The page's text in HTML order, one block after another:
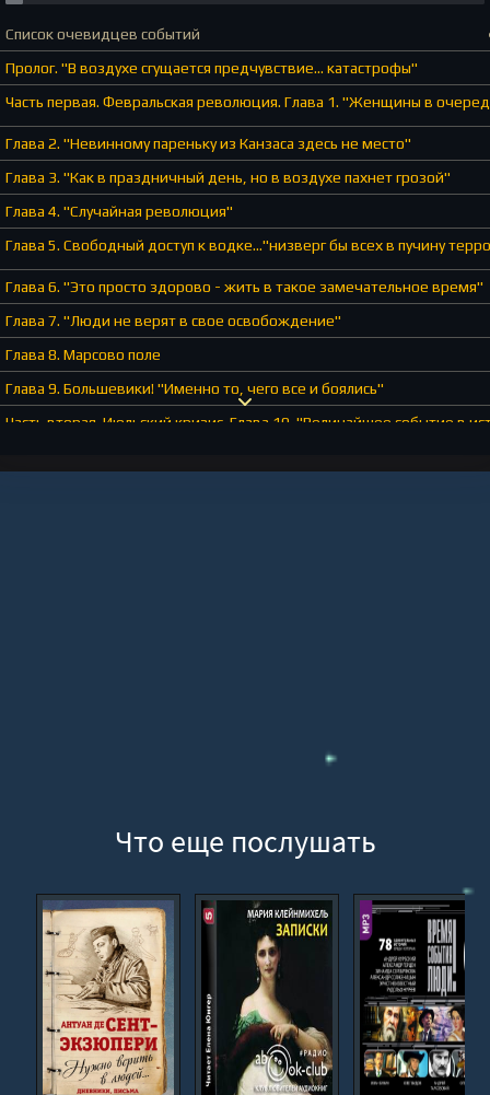
Список очевидцев событий
Пролог. "В воздухе сгущается предчувствие... катастрофы"
Часть первая. Февральская революция. Глава 1. "Женщины в
Глава 2. "Невинному пареньку из Канзаса здесь не место"
Глава 3. "Как в праздничный день, но в воздухе пахнет грозой"
Глава 4. "Случайная революция"
Глава 5. Свободный доступ к водке..."низверг бы всех в пучину
Глава 6. "Это просто здорово - жить в такое замечательное время"
Глава 7. "Люди не верят в свое освобождение"
Глава 8. Марсово поле
Глава 9. Большевики! "Именно то, чего все и боялись"
Часть вторая. Июльский кризис. Глава 10. "Величайшее событие в
Что еще послушать